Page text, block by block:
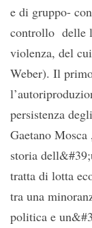
e di gruppo-
controllo delle
violenza, del
Weber). Il
persistenza
Gaetano
storia
tratta di lotta
tra una
politica e